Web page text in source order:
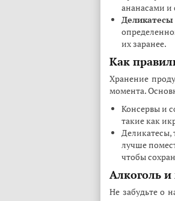
ананасами
их заранее.
Как
Хранение
момента.
Консервы и
такие как
Деликатесы,
лучше
чтобы
Алкоголь
Не забудьте о